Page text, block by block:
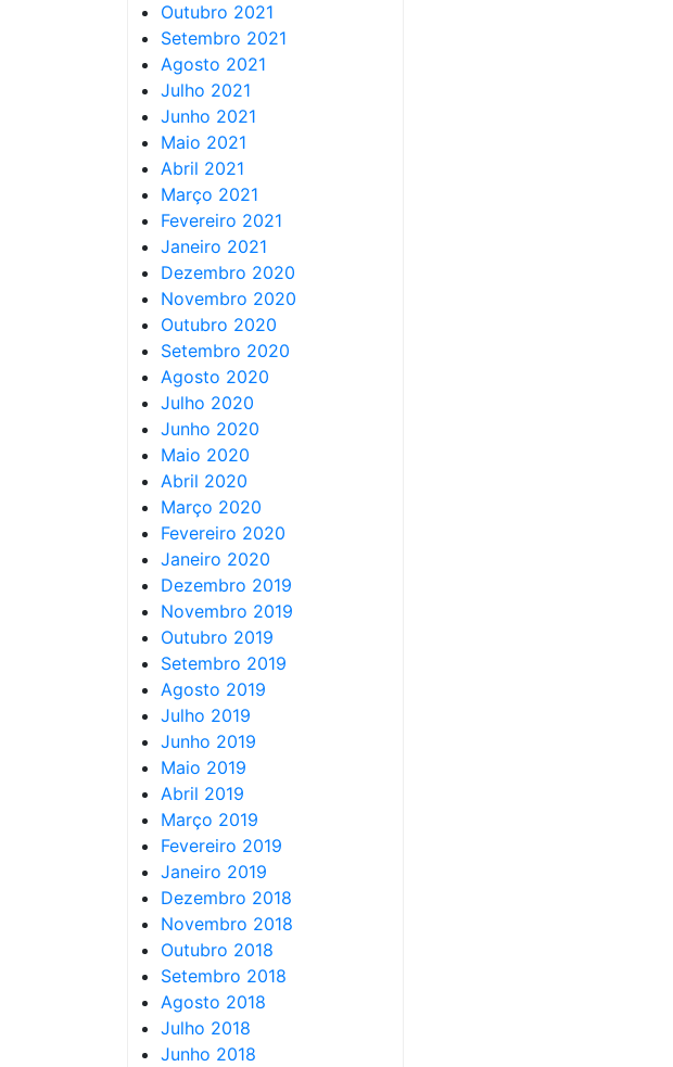
Outubro 2021
Setembro 2021
Agosto 2021
Julho 2021
Junho 2021
Maio 2021
Abril 2021
Março 2021
Fevereiro 2021
Janeiro 2021
Dezembro 2020
Novembro 2020
Outubro 2020
Setembro 2020
Agosto 2020
Julho 2020
Junho 2020
Maio 2020
Abril 2020
Março 2020
Fevereiro 2020
Janeiro 2020
Dezembro 2019
Novembro 2019
Outubro 2019
Setembro 2019
Agosto 2019
Julho 2019
Junho 2019
Maio 2019
Abril 2019
Março 2019
Fevereiro 2019
Janeiro 2019
Dezembro 2018
Novembro 2018
Outubro 2018
Setembro 2018
Agosto 2018
Julho 2018
Junho 2018